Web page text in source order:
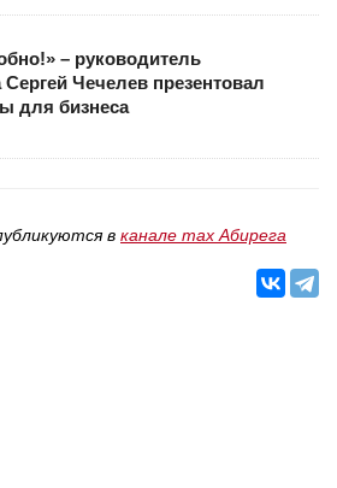
– руководитель
Чечелев презентовал
для бизнеса
в канале max Абирега